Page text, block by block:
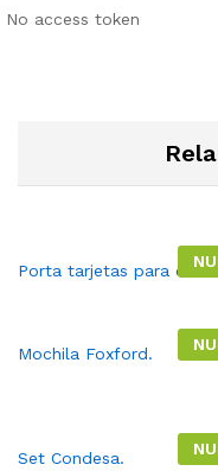
No access token
Porta tarjetas para
Mochila Foxford.
Set Condesa.